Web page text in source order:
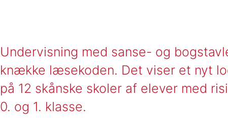
Undervisning med sanse- og
knække læsekoden. Det viser et nyt
på 12 skånske skoler af elever med
0. og 1. klasse.